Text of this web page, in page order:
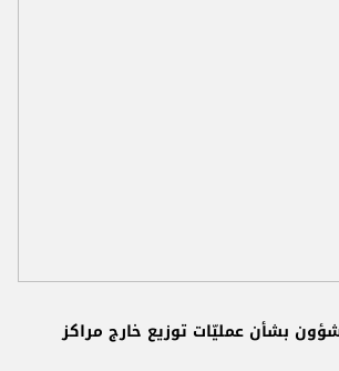
بشأن عمليّات توزيع خارج مراكز